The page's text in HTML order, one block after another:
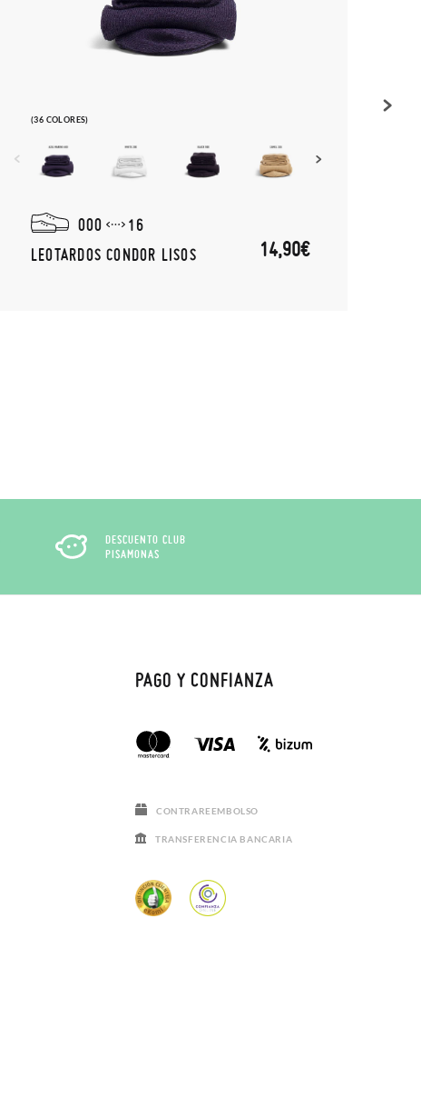
(36 COLORES)
000
16
LEOTARDOS CONDOR LISOS
14,90€
DESCUENTO CLUB
PISAMONAS
PAGO Y CONFIANZA
CONTRAREEMBOLSO
TRANSFERENCIA BANCARIA